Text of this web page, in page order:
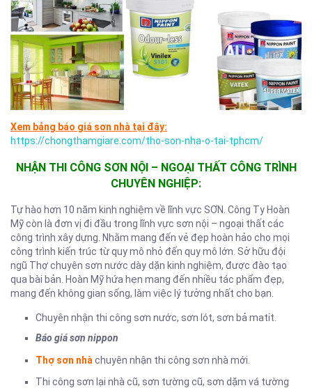
Xem bảng báo giá sơn nhà tại đây:
https://chongthamgiare.com/tho-son-nha-o-tai-tphcm/
NHẬN THI CÔNG SƠN NỘI – NGOẠI THẤT CÔNG TRÌNH
CHUYÊN NGHIỆP:
Tự hào hơn 10 năm kinh nghiệm về lĩnh vực SƠN. Công Ty Hoàn
Mỹ còn là đơn vị đi đầu trong lĩnh vực sơn nội – ngoại thất các
công trình xây dựng. Nhằm mang đến vẻ đẹp hoàn hảo cho mọi
công trình kiến trúc từ quy mô nhỏ đến quy mô lớn. Sở hữu đội
ngũ Thợ chuyên sơn nước dày dặn kinh nghiệm, được đào tạo
qua bài bản. Hoàn Mỹ hứa hẹn mang đến nhiều tác phẩm đẹp,
mang đến không gian sống, làm việc lý tưởng nhất cho bạn.
Chuyên nhận thi công sơn nước, sơn lót, sơn bả matit.
Báo giá sơn nippon
Thợ sơn nhà chuyên nhận thi công sơn nhà mới.
Thi công sơn lại nhà cũ, sơn tường cũ, sơn dặm vá tường